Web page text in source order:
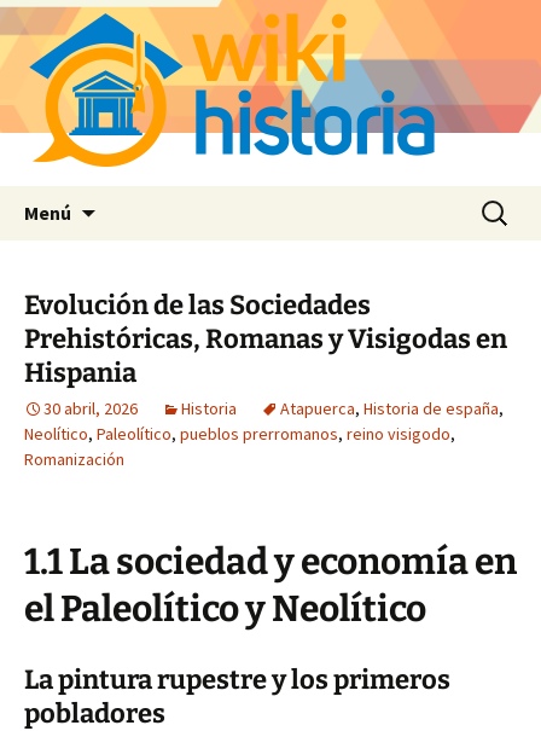
Menú Buscar:
Evolución de las Sociedades
Prehistóricas, Romanas y Visigodas en
Hispania
30 abril, 2026 Historia Atapuerca, Historia de españa,
Neolítico, Paleolítico, pueblos prerromanos, reino visigodo,
Romanización
1.1 La sociedad y economía en
el Paleolítico y Neolítico
La pintura rupestre y los primeros
pobladores